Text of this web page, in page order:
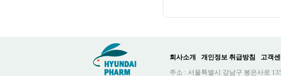
회사소개 개인정보 취급방침 고객센
주소 : 서울특별시 강남구 봉은사로